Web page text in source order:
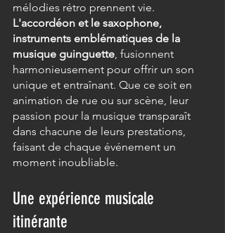
mélodies rétro prennent vie.
L'accordéon et le saxophone,
instruments emblématiques de la
musique guinguette, fusionnent
harmonieusement pour offrir un son
unique et entraînant. Que ce soit en
animation de rue ou sur scène, leur
passion pour la musique transparaît
dans chacune de leurs prestations,
faisant de chaque événement un
moment inoubliable.
Une expérience musicale
itinérante